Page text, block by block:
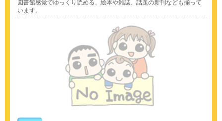
図書館感覚でゆっくり読める、絵本や雑誌、話題の新刊なども揃って
います。